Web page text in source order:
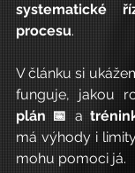
systematické
procesu.
V článku si
funguje, jakou
plán 📅 a
má výhody i
mohu pomoci já.